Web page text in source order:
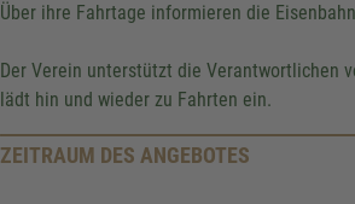
Über ihre Fahrtage informieren die
Der Verein unterstützt die Verantwortlichen
lädt hin und wieder zu Fahrten ein.
ZEITRAUM DES ANGEBOTES